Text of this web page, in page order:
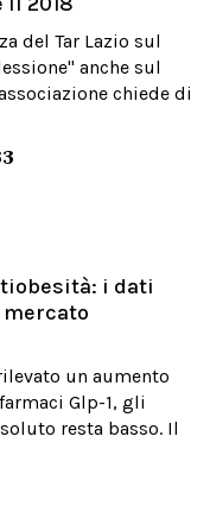
del Tar Lazio sul
anche sul
chiede di
i dati
un aumento
Glp-1, gli
resta basso. Il